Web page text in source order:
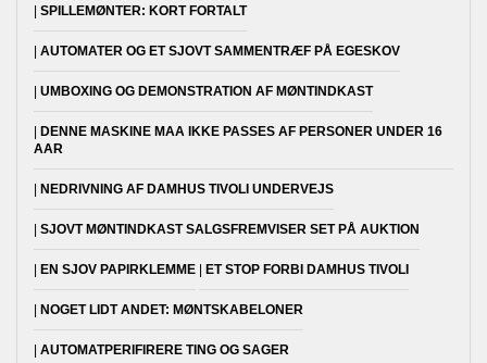
SPILLEMØNTER: KORT FORTALT
AUTOMATER OG ET SJOVT SAMMENTRÆF PÅ EGESKOV
UMBOXING OG DEMONSTRATION AF MØNTINDKAST
DENNE MASKINE MAA IKKE PASSES AF PERSONER UNDER 16
AAR
NEDRIVNING AF DAMHUS TIVOLI UNDERVEJS
SJOVT MØNTINDKAST SALGSFREMVISER SET PÅ AUKTION
EN SJOV PAPIRKLEMME ET STOP FORBI DAMHUS TIVOLI
NOGET LIDT ANDET: MØNTSKABELONER
AUTOMATPERIFIRERE TING OG SAGER